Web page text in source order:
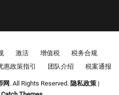
激活 增值税
税务合规
惠政策指引 团队介绍 税案通报
网 . All Rights Reserved. 隐私政策 |